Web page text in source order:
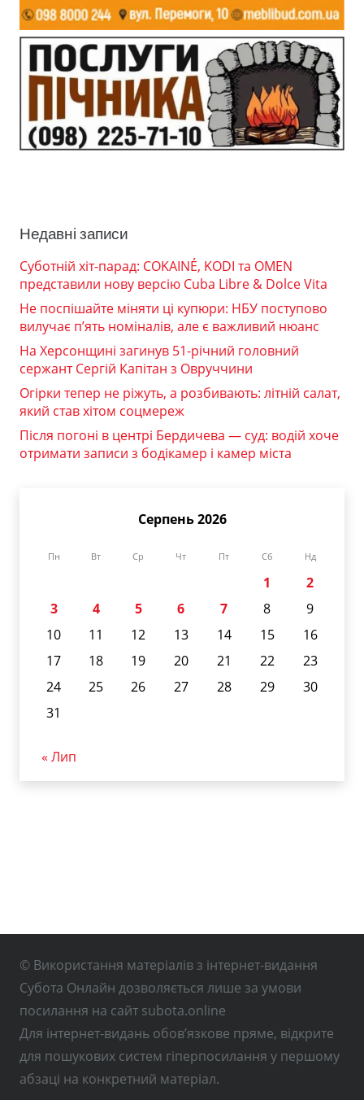
Недавні записи
Суботній хіт-парад: COKAINÉ, KODI та OMEN
представили нову версію Cuba Libre & Dolce Vita
Не поспішайте міняти ці купюри: НБУ поступово
вилучає п’ять номіналів, але є важливий нюанс
На Херсонщині загинув 51-річний головний
сержант Сергій Капітан з Овруччини
Огірки тепер не ріжуть, а розбивають: літній салат,
який став хітом соцмереж
Після погоні в центрі Бердичева — суд: водій хоче
отримати записи з бодікамер і камер міста
Серпень 2026
Пн Вт Ср Чт Пт Сб Нд
1
2
3
4 5 6 7 8
9
10
11 12 13 14 15
16
17
18 19 20 21 22
23
24
25 26 27 28 29
30
31
« Лип
© Використання матеріалів з інтернет-видання
Субота Онлайн дозволяється лише за умови
посилання на сайт subota.online
Для інтернет-видань обов’язкове пряме, відкрите
для пошукових систем гіперпосилання у першому
абзаці на конкретний матеріал.